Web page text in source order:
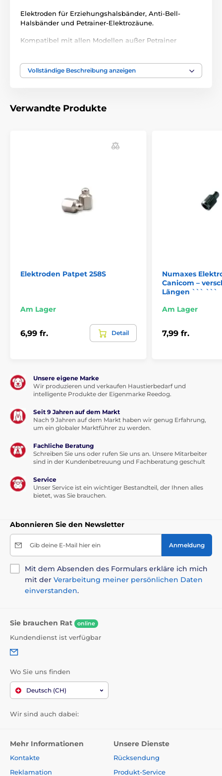
Elektroden für Erziehungshalsbänder, Anti-Bell-
Halsbänder und Petrainer-Elektrozäune.
Kompatibel mit allen Modellen außer Petrainer
Technische Spezifikationen können ohne vorherige
Ankündigung geändert werden. Die Bilder dienen nur
Vollständige Beschreibung anzeigen
Verwandte Produkte
Elektroden Patpet 258S
Am Lager
6,99 fr. Detail
Numaxes
Canicom –
Längen ``` ```
Am Lager
7,99 fr.
Unsere eigene Marke
Wir produzieren und verkaufen Haustierbedarf und
intelligente Produkte der Eigenmarke Reedog.
Seit 9 Jahren auf dem Markt
Nach 9 Jahren auf dem Markt haben wir genug Erfahrung,
um ein globaler Marktführer zu werden.
Fachliche Beratung
Schreiben Sie uns oder rufen Sie uns an. Unsere Mitarbeiter
sind in der Kundenbetreuung und Fachberatung geschult
Service
Unser Service ist ein wichtiger Bestandteil, der Ihnen alles
bietet, was Sie brauchen.
Abonnieren Sie den Newsletter
Gib deine E-Mail hier ein Anmeldung
Mit dem Absenden des Formulars erkläre ich mich
mit der Verarbeitung meiner persönlichen Daten
einverstanden.
Sie brauchen Rat online
Kundendienst ist verfügbar
Wo Sie uns finden
Deutsch (CH)
Wir sind auch dabei:
Mehr Informationen
Kontakte
Reklamation
Unsere Dienste
Rücksendung
Produkt-Service